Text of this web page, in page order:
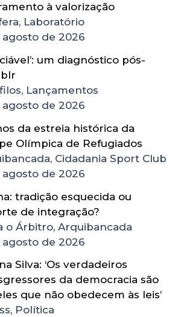
à valorização
Laboratório
agosto de 2026
um diagnóstico pós-
Lançamentos
agosto de 2026
da estreia histórica da
Olímpica de Refugiados
Cidadania Sport Club
agosto de 2026
tradição esquecida ou
de integração?
o Árbitro, Arquibancada
agosto de 2026
Silva: ‘Os verdadeiros
da democracia são
que não obedecem às leis’
Política